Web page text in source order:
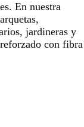
En nuestra
jardineras y
con fibra